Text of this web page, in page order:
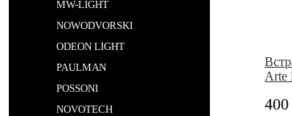
MW-LIGHT
NOWODVORSKI
ODEON LIGHT
PAULMAN
POSSONI
NOVOTECH
Arte
400